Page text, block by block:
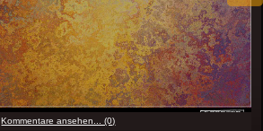
Kommentare ansehen... (0)